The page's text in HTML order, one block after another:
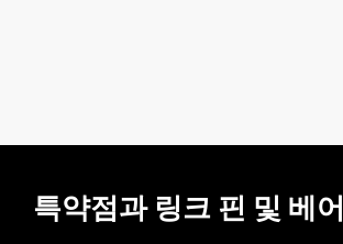
특약점과 링크 핀 및 베